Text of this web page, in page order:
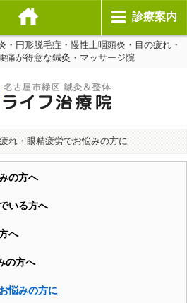
診療案内
・円形脱毛症・慢性上咽頭炎・目の疲れ・
痛が得意な鍼灸・マッサージ院
れ・眼精疲労でお悩みの方に
の方へ
いる方へ
へ
の方へ
悩みの方に